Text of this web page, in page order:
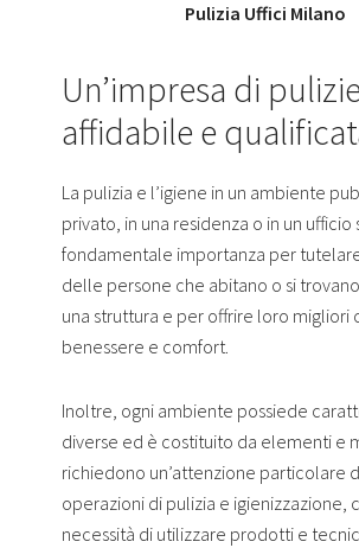
Pulizia Uffici Milano
Un’impresa di pulizie
affidabile e
La pulizia e l’igiene in un ambiente
privato, in una residenza o in un ufficio
fondamentale importanza per
delle persone che abitano o si
una struttura e per offrire loro migliori
benessere e comfort.
Inoltre, ogni ambiente possiede
diverse ed è costituito da elementi e
richiedono un’attenzione particolare
operazioni di pulizia e igienizzazione,
necessità di utilizzare prodotti e